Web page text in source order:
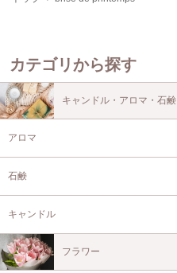
カテゴリから探す
キャンドル・アロマ・石鹸
アロマ
石鹸
キャンドル
フラワー